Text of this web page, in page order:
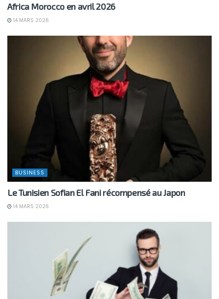
Africa Morocco en avril 2026
14 MARS 2026
BUSINESS
Le Tunisien Sofian El Fani récompensé au Japon
14 MARS 2026